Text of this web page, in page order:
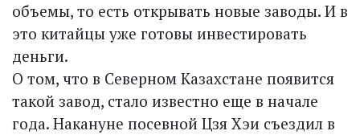
объемы, то есть открывать новые заводы. И в
это китайцы уже готовы инвестировать
деньги.
О том, что в Северном Казах­стане появится
такой завод, стало известно еще в начале
года. Накануне посевной Цзя Хэи съездил в